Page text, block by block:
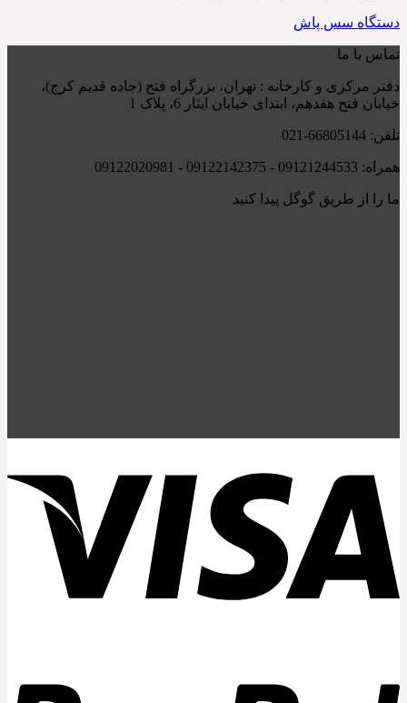
دستگاه سس پاش
تماس با ما
دفتر مرکزی و کارخانه : تهران، بزرگراه فتح (جاده قدیم کرج)،
خیابان فتح هفدهم، ابتدای خیابان ایثار 6، پلاک 1
تلفن: 66805144-021
همراه: 09121244533 - 09122142375 - 09122020981
ما را از طریق گوگل پیدا کنید